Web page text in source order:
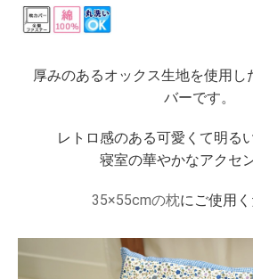
厚みのあるオックス生地を使用し
バーです。
レトロ感のある可愛くて明る
寝室の華やかなアクセ
35×55cmの枕にご使用く